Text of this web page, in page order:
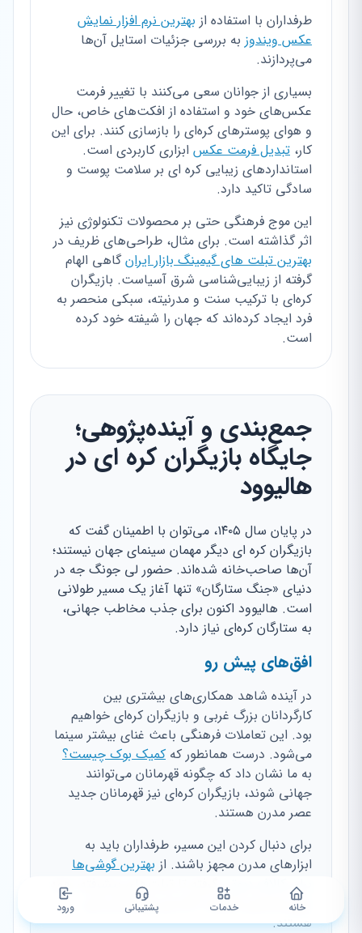
طرفداران با استفاده از بهترین نرم افزار نمایش
عکس ویندوز به بررسی جزئیات استایل آن‌ها
می‌پردازند.
بسیاری از جوانان سعی می‌کنند با تغییر فرمت
عکس‌های خود و استفاده از افکت‌های خاص، حال
و هوای پوسترهای کره‌ای را بازسازی کنند. برای این
کار، تبدیل فرمت عکس ابزاری کاربردی است.
استانداردهای زیبایی کره ای بر سلامت پوست و
سادگی تاکید دارد.
این موج فرهنگی حتی بر محصولات تکنولوژی نیز
اثر گذاشته است. برای مثال، طراحی‌های ظریف در
بهترین تبلت های گیمینگ بازار ایرانگاهی الهام
گرفته از زیبایی‌شناسی شرق آسیاست. بازیگران
کره‌ای با ترکیب سنت و مدرنیته، سبکی منحصر به
فرد ایجاد کرده‌اند که جهان را شیفته خود کرده
است.
جمع‌بندی و آینده‌پژوهی؛
جایگاه بازیگران کره ای در
هالیوود
در پایان سال ۱۴۰۵، می‌توان با اطمینان گفت که
بازیگران کره ای دیگر مهمان سینمای جهان نیستند؛
آن‌ها صاحب‌خانه شده‌اند. حضور لی جونگ جه در
دنیای «جنگ ستارگان» تنها آغاز یک مسیر طولانی
است. هالیوود اکنون برای جذب مخاطب جهانی،
به ستارگان کره‌ای نیاز دارد.
افق‌های پیش رو
در آینده شاهد همکاری‌های بیشتری بین
کارگردانان بزرگ غربی و بازیگران کره‌ای خواهیم
بود. این تعاملات فرهنگی باعث غنای بیشتر سینما
می‌شود. درست همانطور که کمیک بوک چیست؟
به ما نشان داد که چگونه قهرمانان می‌توانند
جهانی شوند، بازیگران کره‌ای نیز قهرمانان جدید
عصر مدرن هستند.
برای دنبال کردن این مسیر، طرفداران باید به
ابزارهای مدرن مجهز باشند. از بهترین گوشی‌ها
برای کالاف دیوتیگرفته تا تبلت‌های پیشرفته، همه
برای تماشای باکیفیت آثار این هنرمندان لازم
هستند.
خانه خدمات پشتیبانی ورود